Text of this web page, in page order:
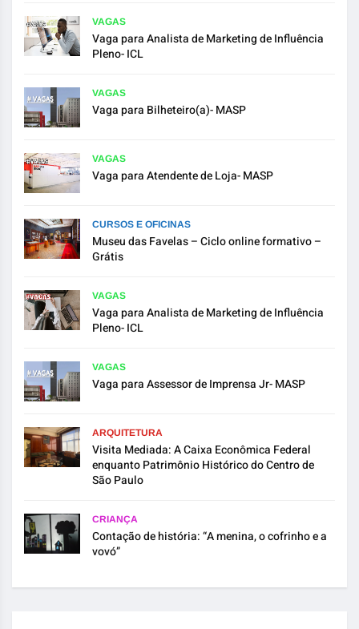
VAGAS
Vaga para Analista de Marketing de Influência
Pleno- ICL
VAGAS
Vaga para Bilheteiro(a)- MASP
VAGAS
Vaga para Atendente de Loja- MASP
CURSOS E OFICINAS
Museu das Favelas – Ciclo online formativo –
Grátis
VAGAS
Vaga para Analista de Marketing de Influência
Pleno- ICL
VAGAS
Vaga para Assessor de Imprensa Jr- MASP
ARQUITETURA
Visita Mediada: A Caixa Econômica Federal
enquanto Patrimônio Histórico do Centro de
São Paulo
CRIANÇA
Contação de história: “A menina, o cofrinho e a
vovó”